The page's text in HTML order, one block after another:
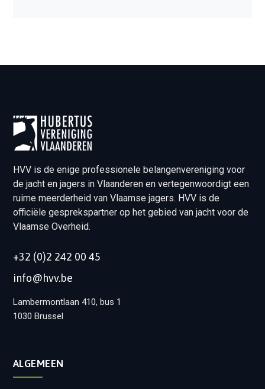
HVV is de enige professionele belangenvereniging voor
de jacht en jagers in Vlaanderen en vertegenwoordigt een
ruime meerderheid van Vlaamse jagers. HVV is de
officiële gesprekspartner op het gebied van jacht voor de
Vlaamse Overheid.
+32 (0)2 242 00 45
info@hvv.be
Lambermontlaan 410, bus 1
1030 Brussel
ALGEMEEN